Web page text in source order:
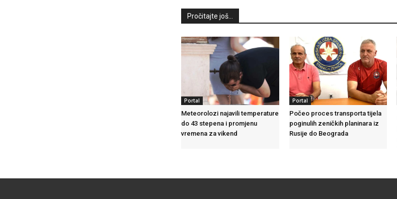
Pročitajte još...
Portal
Meteorolozi najavili temperature
do 43 stepena i promjenu
vremena za vikend
Portal
Počeo proces transporta tijela
poginulih zeničkih planinara iz
Rusije do Beograda